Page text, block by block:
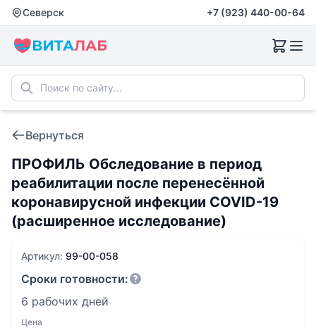
Северск +7 (923) 440-00-64
Вернуться
ПРОФИЛЬ Обследование в период
реабилитации после перенесённой
коронавирусной инфекции COVID-19
(расширенное исследование)
Артикул: 99-00-058
Сроки готовности:
6 рабочих дней
Цена